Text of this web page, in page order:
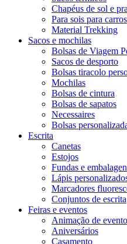
Chapéus de sol e
Para sois para carros
Material Trekking
Sacos e mochilas
Bolsas de Viagem
Sacos de desporto
Bolsas tiracolo
Mochilas
Bolsas de cintura
Bolsas de sapatos
Necessaires
Bolsas
Escrita
Canetas
Estojos
Fundas e
Lápis
Marcadores
Conjuntos de escrita
Feiras e eventos
Animação de
Aniversários
Casamento